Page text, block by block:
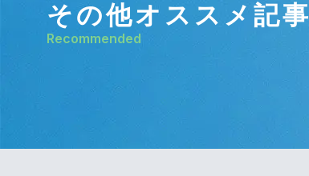
その他オススメ記事
Recommended